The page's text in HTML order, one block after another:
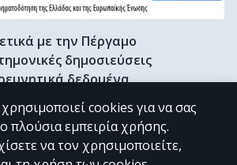
με την Πέργαμο
δημοσιεύσεις
δεδομένα
& Γκρίζα βιβλιογραφία
Προφίλ Ερευνητή
cookies για να σας
πλούσια εμπειρία χρήσης.
να τον χρησιμοποιείτε,